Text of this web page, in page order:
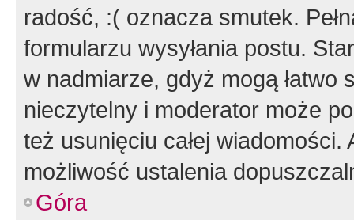
radość, :( oznacza smutek.
formularzu wysyłania postu.
w nadmiarze, gdyż mogą
nieczytelny i moderator może
też usunięciu całej
możliwość ustalenia
Góra